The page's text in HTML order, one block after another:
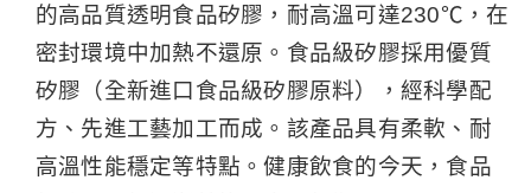
的高品質透明食品矽膠，耐高溫可達230℃，在
密封環境中加熱不還原。食品級矽膠採用優質
矽膠（全新進口食品級矽膠原料），經科學配
方、先進工藝加工而成。該產品具有柔軟、耐
高溫性能穩定等特點。健康飲食的今天，食品